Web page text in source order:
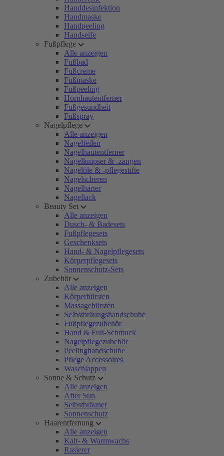
Handdesinfektion
Handmaske
Handpeeling
Handseife
Fußpflege
Alle anzeigen
Fußbad
Fußcreme
Fußmaske
Fußpeeling
Hornhautentferner
Fußgesundheit
Fußspray
Nagelpflege
Alle anzeigen
Nagelfeilen
Nagelhautentferner
Nagelknipser & -zangen
Nagelöle & -pflegestifte
Nagelscheren
Nagelhärter
Nagellack
Beauty Set
Alle anzeigen
Dusch- & Badesets
Fußpflegesets
Geschenksets
Hand- & Nagelpflegesets
Körperpflegesets
Sonnenschutz-Sets
Zubehör
Alle anzeigen
Körperbürsten
Massagebürsten
Selbstbräungshandschuhe
Fußpflegezubehör
Hand & Fuß-Schmuck
Nagelpflegezubehör
Peelinghandschuhe
Pflege Accessoires
Waschlappen
Sonne & Schutz
Alle anzeigen
After Sun
Selbstbräuner
Sonnenschutz
Haarentfernung
Alle anzeigen
Kalt- & Warmwachs
Rasierer